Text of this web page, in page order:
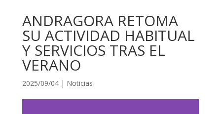
ANDRAGORA RETOMA
SU ACTIVIDAD HABITUAL
Y SERVICIOS TRAS EL
VERANO
2025/09/04| Noticias